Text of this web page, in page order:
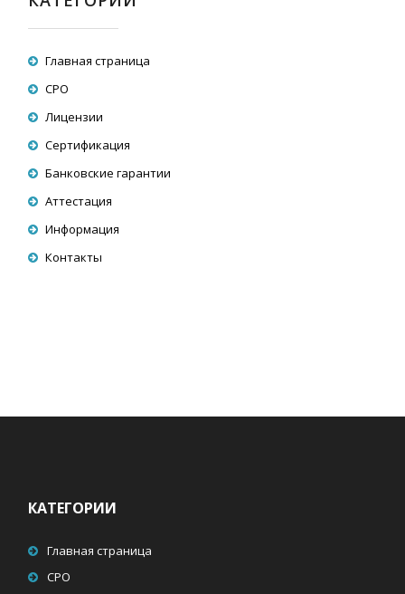
Главная страница
СРО
Лицензии
Сертификация
Банковские гарантии
Аттестация
Информация
Контакты
КАТЕГОРИИ
Главная страница
СРО